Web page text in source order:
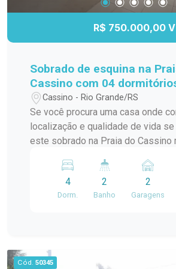
R$ 750.000,00 V
Sobrado de esquina na
Cassino com 04
Cassino - Rio Grande/RS
Se você procura uma casa onde
localização e qualidade de vida se
este sobrado na Praia do Cassino
região valorizada e com excelente
ao redor, o imóvel recebe ótima
durante todo o dia e está próximo
oferece ambientes amplos e bem
4
Dorm.
2
Banho
2
Garagens
Cód. 50345